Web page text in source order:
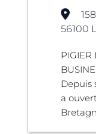
56100
PIGIER
Depuis
a